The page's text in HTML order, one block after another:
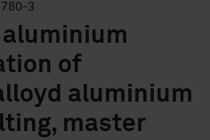
3
of
aluminium
master